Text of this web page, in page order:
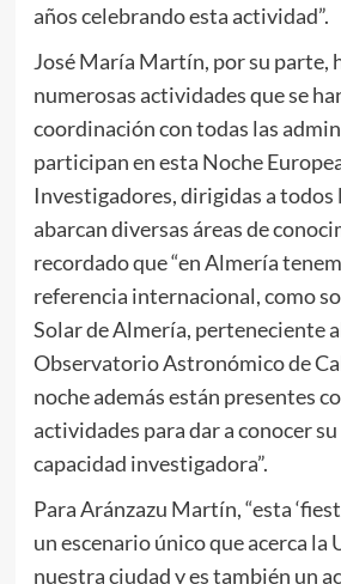
años celebrando esta actividad”.
José María Martín, por su parte,
numerosas actividades que se
coordinación con todas las
participan en esta Noche
Investigadores, dirigidas a todos
abarcan diversas áreas de
recordado que “en Almería
referencia internacional, como
Solar de Almería, perteneciente
Observatorio Astronómico de
noche además están presentes
actividades para dar a conocer
capacidad investigadora”.
Para Aránzazu Martín, “esta
un escenario único que acerca la
nuestra ciudad y es también un